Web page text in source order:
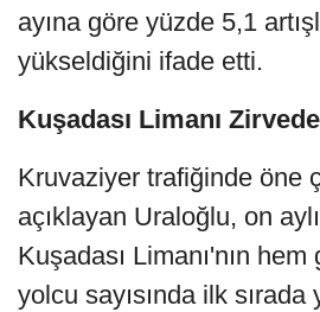
ayına göre yüzde 5,1
yükseldiğini ifade etti.
Kuşadası Limanı Zirvede
Kruvaziyer trafiğinde öne
açıklayan Uraloğlu, on
Kuşadası Limanı'nın
yolcu sayısında ilk sırada